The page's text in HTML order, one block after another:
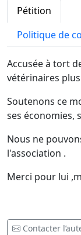
Pétition
Politique de
Accusée à tort
vétérinaires
Soutenons ce
ses économies,
Nous ne
l'association .
Merci pour lui
Contacter